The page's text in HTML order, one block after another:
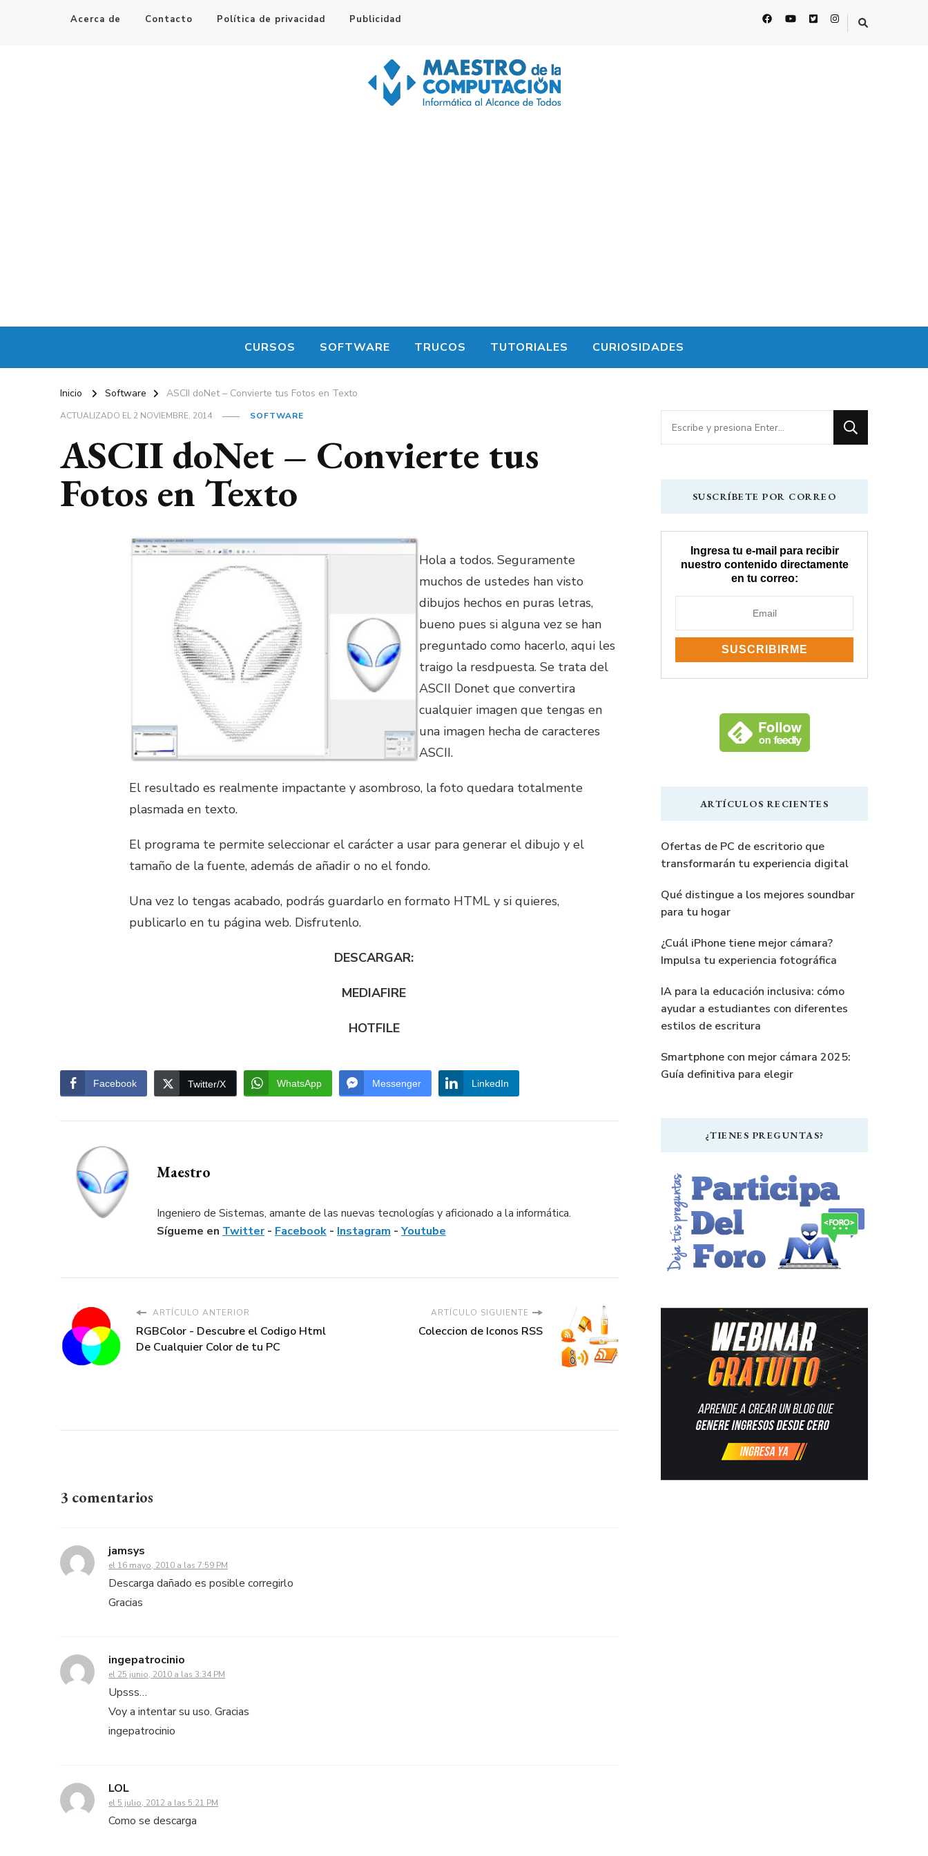
Acerca de Contacto Política de privacidad Publicidad
CURSOS SOFTWARE TRUCOS TUTORIALES CURIOSIDADES
Inicio Software ASCII doNet – Convierte tus Fotos en Texto
ACTUALIZADO EL2 NOVIEMBRE, 2014 SOFTWARE
ASCII doNet – Convierte tus
Fotos en Texto
Hola a todos. Seguramente
muchos de ustedes han visto
dibujos hechos en puras letras,
bueno pues si alguna vez se han
preguntado como hacerlo, aqui les
traigo la resdpuesta. Se trata del
ASCII Donet que convertira
cualquier imagen que tengas en
una imagen hecha de caracteres
ASCII.
El resultado es realmente impactante y asombroso, la foto quedara totalmente
plasmada en texto.
El programa te permite seleccionar el carácter a usar para generar el dibujo y el
tamaño de la fuente, además de añadir o no el fondo.
Una vez lo tengas acabado, podrás guardarlo en formato HTML y si quieres,
publicarlo en tu página web. Disfrutenlo.
DESCARGAR:
MEDIAFIRE
HOTFILE
Facebook Twitter/X WhatsApp Messenger LinkedIn
Maestro
Ingeniero de Sistemas, amante de las nuevas tecnologías y aficionado a la informática.
Sígueme en Twitter- Facebook - Instagram - Youtube
ARTÍCULO ANTERIOR
RGBColor - Descubre el Codigo Html
De Cualquier Color de tu PC
ARTÍCULO SIGUIENTE
Coleccion de Iconos RSS
3 comentarios
jamsys
el 16 mayo, 2010 a las 7:59 PM
Descarga dañado es posible corregirlo
Gracias
ingepatrocinio
el 25 junio, 2010 a las 3:34 PM
Upsss…
Voy a intentar su uso. Gracias
ingepatrocinio
LOL
el 5 julio, 2012 a las 5:21 PM
Como se descarga
¿Buscas
algo?
SUSCRÍBETE POR CORREO
Ingresa tu e-mail para recibir
nuestro contenido directamente
en tu correo:
ARTÍCULOS RECIENTES
Ofertas de PC de escritorio que
transformarán tu experiencia digital
Qué distingue a los mejores soundbar
para tu hogar
¿Cuál iPhone tiene mejor cámara?
Impulsa tu experiencia fotográfica
IA para la educación inclusiva: cómo
ayudar a estudiantes con diferentes
estilos de escritura
Smartphone con mejor cámara 2025:
Guía definitiva para elegir
¿TIENES PREGUNTAS?